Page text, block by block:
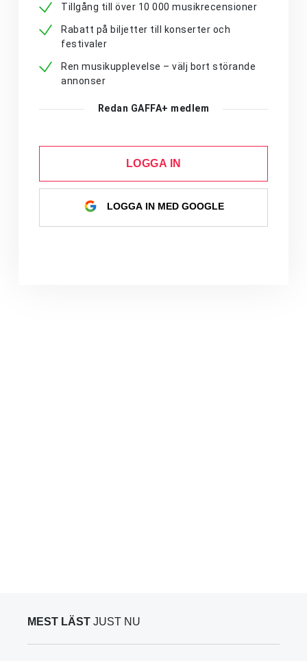
Tillgång till över 10 000 musikrecensioner
Rabatt på biljetter till konserter och
festivaler
Ren musikupplevelse – välj bort störande
annonser
Redan GAFFA+ medlem
LOGGA IN
LOGGA IN MED GOOGLE
MEST LÄST JUST NU